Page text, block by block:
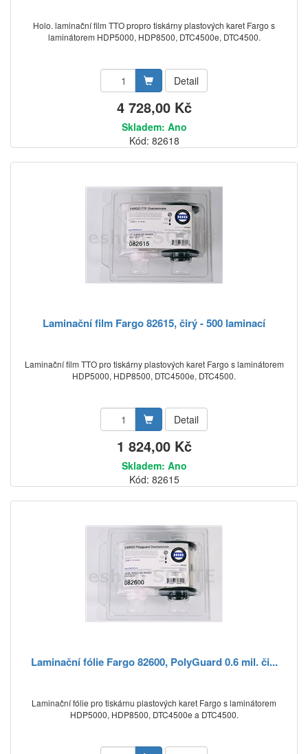
Holo. laminační film TTO propro tiskárny plastových karet Fargo s
laminátorem HDP5000, HDP8500, DTC4500e, DTC4500.
Detail
4 728,00 Kč
Skladem: Ano
Kód: 82618
Laminační film Fargo 82615, čirý - 500 laminací
Laminační film TTO pro tiskárny plastových karet Fargo s laminátorem
HDP5000, HDP8500, DTC4500e, DTC4500.
Detail
1 824,00 Kč
Skladem: Ano
Kód: 82615
Laminační fólie Fargo 82600, PolyGuard 0.6 mil. či...
Laminační fólie pro tiskárnu plastových karet Fargo s laminátorem
HDP5000, HDP8500, DTC4500e a DTC4500.